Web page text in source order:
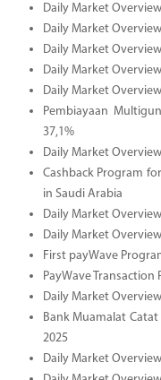
Daily Market
Daily Market
Daily Market
Daily Market
Daily Market
Pembiayaan
37,1%
Daily Market
Cashback Program
in Saudi Arabia
Daily Market
Daily Market
First payWave
PayWave Transaction
Daily Market
Bank Muamalat
2025
Daily Market